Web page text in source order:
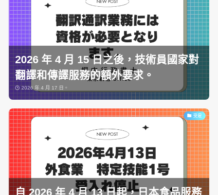
2026 年 4 月 15 日之後，技術員國家對
翻譯和傳譯服務的額外要求。
2026 年 4 月 17 日。
受雇
自 2026 年 4 月 13 日起，日本食品服務